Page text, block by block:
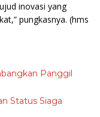
inovasi yang
pungkasnya. (hms
Panggil
Status Siaga